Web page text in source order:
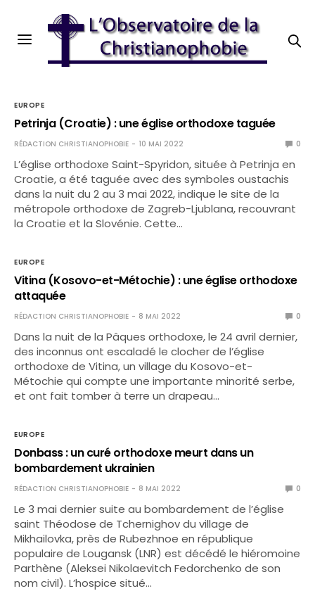
EUROPE
Petrinja (Croatie) : une église orthodoxe taguée
RÉDACTION CHRISTIANOPHOBIE 10 MAI 2022 0
L’église orthodoxe Saint-Spyridon, située à Petrinja en
Croatie, a été taguée avec des symboles oustachis
dans la nuit du 2 au 3 mai 2022, indique le site de la
métropole orthodoxe de Zagreb-Ljublana, recouvrant
la Croatie et la Slovénie. Cette…
EUROPE
Vitina (Kosovo-et-Métochie) : une église orthodoxe
attaquée
RÉDACTION CHRISTIANOPHOBIE 8 MAI 2022 0
Dans la nuit de la Pâques orthodoxe, le 24 avril dernier,
des inconnus ont escaladé le clocher de l’église
orthodoxe de Vitina, un village du Kosovo-et-
Métochie qui compte une importante minorité serbe,
et ont fait tomber à terre un drapeau…
EUROPE
Donbass : un curé orthodoxe meurt dans un
bombardement ukrainien
RÉDACTION CHRISTIANOPHOBIE 8 MAI 2022 0
Le 3 mai dernier suite au bombardement de l’église
saint Théodose de Tchernighov du village de
Mikhailovka, près de Rubezhnoe en république
populaire de Lougansk (LNR) est décédé le hiéromoine
Parthène (Aleksei Nikolaevitch Fedorchenko de son
nom civil). L’hospice situé…